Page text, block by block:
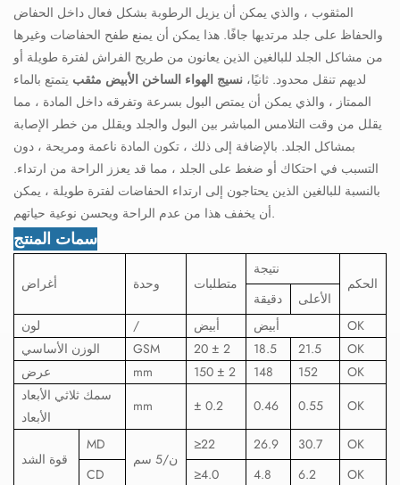
المثقوب ، والذي يمكن أن يزيل الرطوبة بشكل فعال داخل الحفاض
والحفاظ على جلد مرتديها جافًا. هذا يمكن أن يمنع طفح الحفاضات وغيرها
من مشاكل الجلد للبالغين الذين يعانون من طريح الفراش لفترة طويلة أو
لديهم تنقل محدود. ثانيًا، نسيج الهواء الساخن الأبيض مثقب يتمتع بالماء
الممتاز ، والذي يمكن أن يمتص البول بسرعة وتفرقه داخل المادة ، مما
يقلل من وقت التلامس المباشر بين البول والجلد ويقلل من خطر الإصابة
بمشاكل الجلد. بالإضافة إلى ذلك ، تكون المادة ناعمة ومريحة ، دون
التسبب في احتكاك أو ضغط على الجلد ، مما قد يعزز الراحة من ارتداء.
بالنسبة للبالغين الذين يحتاجون إلى ارتداء الحفاضات لفترة طويلة ، يمكن
أن يخفف هذا من عدم الراحة ويحسن نوعية حياتهم.
سمات المنتج
أغراض وحدة متطلبات
نتيجة
الحكم
دقيقة
الأعلى
لون
/ أبيض أبيض
OK
الوزن الأساسي
GSM 20 ± 2 18.5 21.5
OK
عرض
mm 150 ± 2 148 152
OK
سمك ثلاثي الأبعاد
الأبعاد
mm ± 0.2 0.46 0.55 OK
قوة الشد
MD
ن/5 سم
≥22 26.9 30.7
OK
CD
≥4.0 4.8 6.2
OK